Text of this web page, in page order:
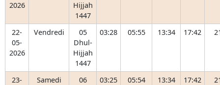
2026
Hijjah
1447
22-
05-
2026
Vendredi
05
Dhul-
Hijjah
1447
03:28 05:55 13:34 17:42
23-
Samedi
06
03:25 05:54 13:34 17:42